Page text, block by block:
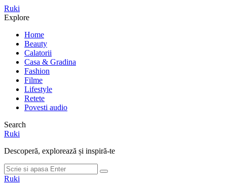
Meniu
Ruki
Cauta
Explore
Home
Beauty
Calatorii
Casa & Gradina
Fashion
Filme
Lifestyle
Retete
Povesti audio
Search
Ruki
Descoperă, explorează și inspiră-te
Cauta
dupa:
Cauta
Ruki